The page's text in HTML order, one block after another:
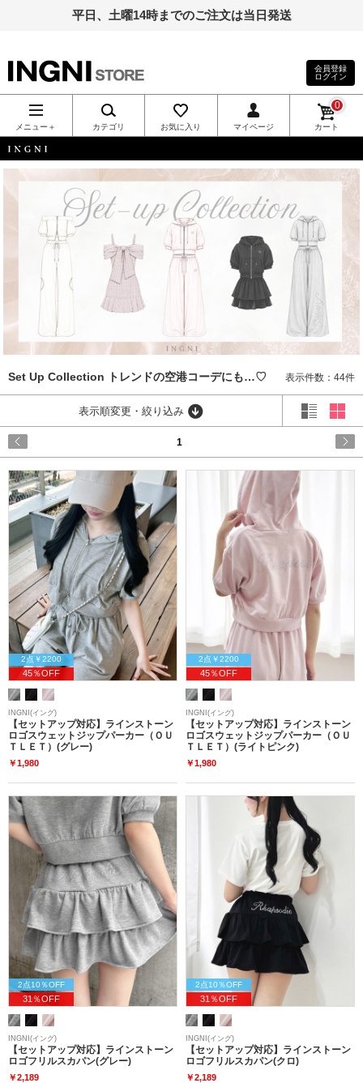
平日、土曜14時までのご注文は当日発送
INGNI（イン
グ）公式通
販｜INGNI
STORE
会員登録
ログイン
メニュー＋ カテゴリ お気に入り マイページ カート
0
INGNI
Set Up Collection トレンドの空港コーデにも…♡ 表示件数：44件
表示順変更・絞り込み
1
2点￥2200
45％OFF
INGNI(イング)
【セットアップ対応】ラインストーン
ロゴスウェットジップパーカー（ＯＵ
ＴＬＥＴ）(グレー)
￥1,980
2点￥2200
45％OFF
INGNI(イング)
【セットアップ対応】ラインストーン
ロゴスウェットジップパーカー（ＯＵ
ＴＬＥＴ）(ライトピンク)
￥1,980
2点10％OFF
31％OFF
INGNI(イング)
【セットアップ対応】ラインストーン
ロゴフリルスカパン(グレー)
￥2,189
2点10％OFF
31％OFF
INGNI(イング)
【セットアップ対応】ラインストーン
ロゴフリルスカパン(クロ)
￥2,189